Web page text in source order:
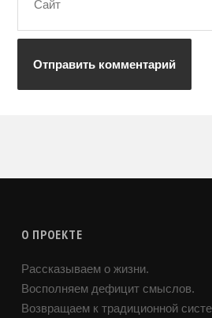
О ПРОЕКТЕ
Рассказываем о жизни.
Восполняем дефицит смыслов.
Возвращаем к традиционной